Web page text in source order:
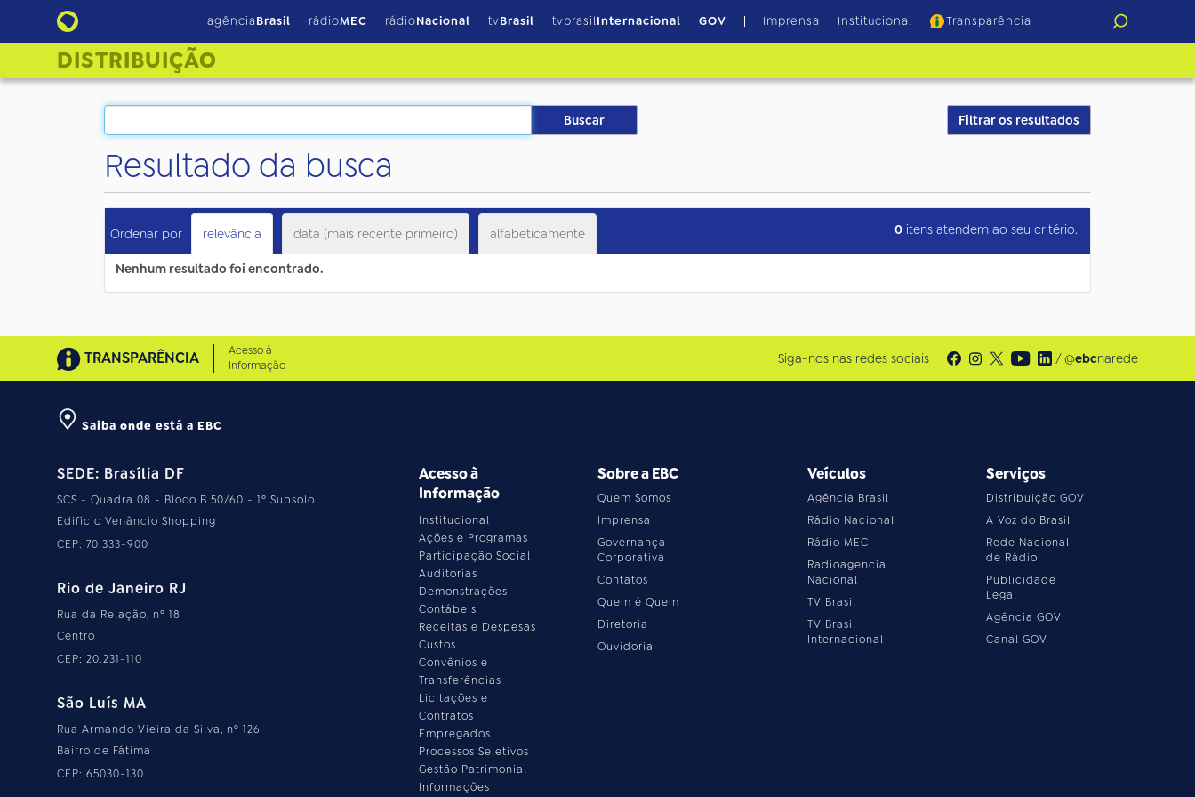
DISTRIBUIÇÃO
agênciaBrasil rádioMEC rádioNacional tvBrasil tvbrasilInternacional GOV Imprensa Institucional Transparência
Filtrar os resultados
Resultado da busca
0 itens atendem ao seu critério.
Ordenar por relevância data (mais recente primeiro) alfabeticamente
Nenhum resultado foi encontrado.
TRANSPARÊNCIA
Acesso à
Informação
Siga-nos nas redes sociais / @ebcnarede
Saiba onde está a EBC
SEDE: Brasília DF
SCS - Quadra 08 - Bloco B 50/60 - 1º Subsolo
Edifício Venâncio Shopping
CEP: 70.333-900
Rio de Janeiro RJ
Rua da Relação, nº 18
Centro
CEP: 20.231-110
São Luís MA
Rua Armando Vieira da Silva, nº 126
Bairro de Fátima
CEP: 65030-130
Acesso à
Informação
Institucional
Ações e Programas
Participação Social
Auditorias
Demonstrações
Contábeis
Receitas e Despesas
Custos
Convênios e
Transferências
Licitações e
Contratos
Empregados
Processos Seletivos
Gestão Patrimonial
Informações
Sobre a EBC
Quem Somos
Imprensa
Governança
Corporativa
Contatos
Quem é Quem
Diretoria
Ouvidoria
Veículos
Agência Brasil
Rádio Nacional
Rádio MEC
Radioagencia
Nacional
TV Brasil
TV Brasil
Internacional
Serviços
Distribuição GOV
A Voz do Brasil
Rede Nacional
de Rádio
Publicidade
Legal
Agência GOV
Canal GOV